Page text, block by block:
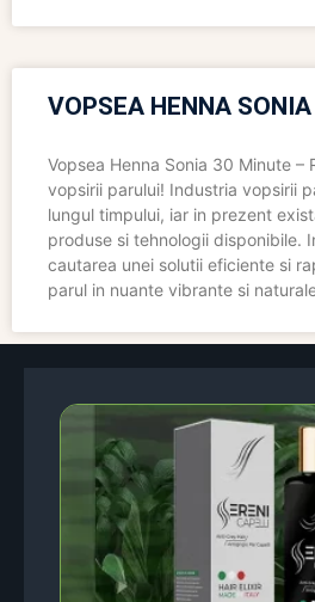
VOPSEA HENNA
Vopsea Henna Sonia 30 Minute –
vopsirii parului! Industria vopsirii
lungul timpului, iar in prezent
produse si tehnologii disponibile.
cautarea unei solutii eficiente si
parul in nuante vibrante si